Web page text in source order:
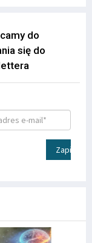
do
się do
Zapisz